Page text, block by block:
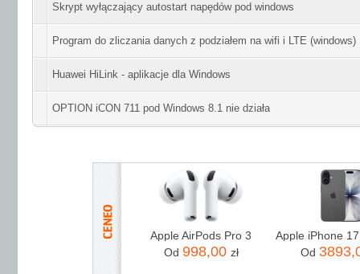
Skrypt wyłączający autostart napędów pod windows
Program do zliczania danych z podziałem na wifi i LTE (windows)
Huawei HiLink - aplikacje dla Windows
OPTION iCON 711 pod Windows 8.1 nie działa
Apple AirPods Pro 3
Od 998,00 zł Od